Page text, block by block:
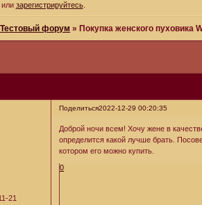
зарегистрируйтесь.
Тестовый форум » Покупка женского пуховика
Поделиться2022-12-29 00:20:35
21
Доброй ночи всем! Хочу жене в
определится какой лучше брать.
котором его можно купить.
0